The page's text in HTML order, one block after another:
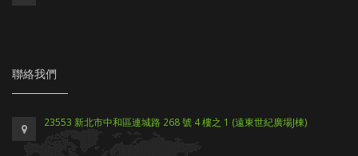
聯絡我們
23553 新北市中和區連城路 268 號 4 樓之 1 (遠東世紀廣場J棟)